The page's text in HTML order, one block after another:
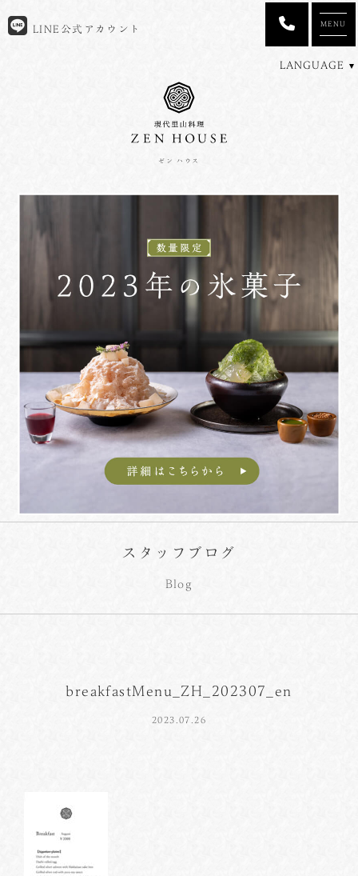
ゼン ハウス
LINE公式アカウント
LANGUAGE
MENU
スタッフブログ
Blog
breakfastMenu_ZH_202307_en
2023.07.26